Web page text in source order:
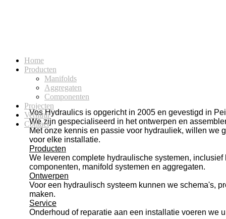
Vos Hydraulics is opgericht in 2005 en gevestigd in
We zijn gespecialiseerd in het ontwerpen en
Met onze kennis en passie voor hydrauliek, willen we
voor elke installatie.
Producten
We leveren complete hydraulische systemen,
componenten, manifold systemen en aggregaten.
Ontwerpen
Voor een hydraulisch systeem kunnen we schema's,
maken.
Service
Onderhoud of reparatie aan een installatie voeren we
Home
Producten
Manifolds
Aggregaten
Componenten
Projecten
Verhuur
Contact